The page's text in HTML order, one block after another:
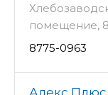
помещение,
8775-0963
Алекс